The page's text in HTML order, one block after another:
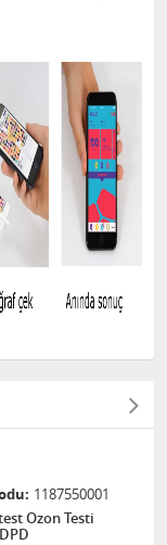
1187550001
Ozon Testi